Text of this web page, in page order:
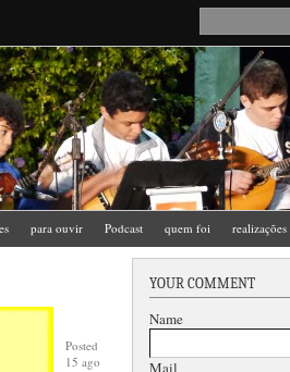
para ouvir Podcast quem foi realizações
Posted
15 ago
YOUR COMMENT
Name
Mail